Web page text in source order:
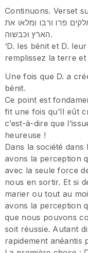
Continuons. Verset
פרו ורבו ומלאו את
הארץ וכבשוה.
‘D. les bénit et D.
remplissez la terre et
Une fois que D. a
bénit.
Ce point est
fit une fois qu’Il eût
c’est-à-dire que
heureuse !
Dans la société
avons la perception
avec la seule force
nous en sortir. Et si
marier ou tout au
avons la perception
que nous pouvons
soit réussie. Autant
rapidement anéantis